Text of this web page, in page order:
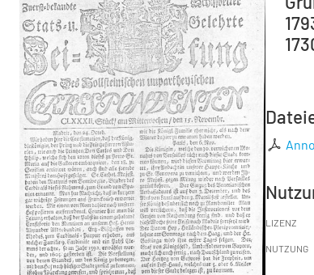
LIZENZ
NUTZUNG